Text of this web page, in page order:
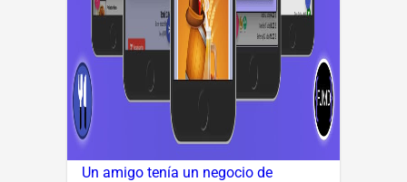
Un amigo tenía un negocio de